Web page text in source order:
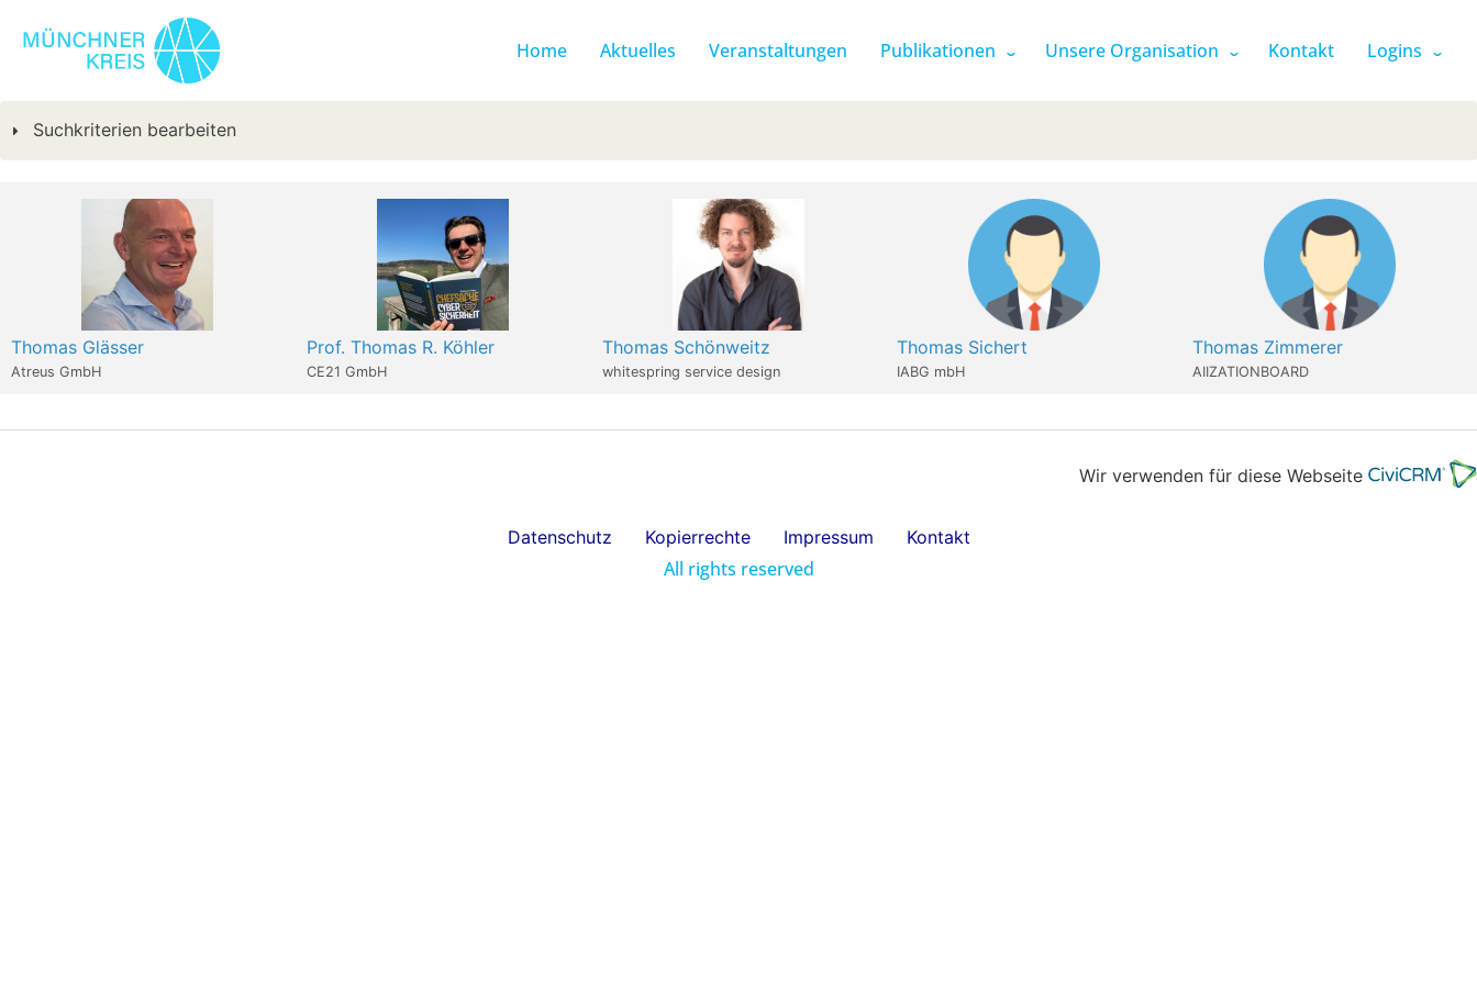
Home Aktuelles Veranstaltungen Publikationen Unsere Organisation Kontakt Logins
Suchkriterien bearbeiten
Thomas Glässer
Atreus GmbH
Prof. Thomas R. Köhler
CE21 GmbH
Thomas Schönweitz
whitespring service design
Thomas Sichert
IABG mbH
Thomas Zimmerer
AIIZATIONBOARD
Wir verwenden für diese Webseite
Datenschutz Kopierrechte Impressum Kontakt
All rights reserved